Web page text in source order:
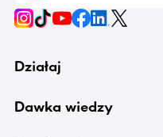
Działaj
Dawka wiedzy